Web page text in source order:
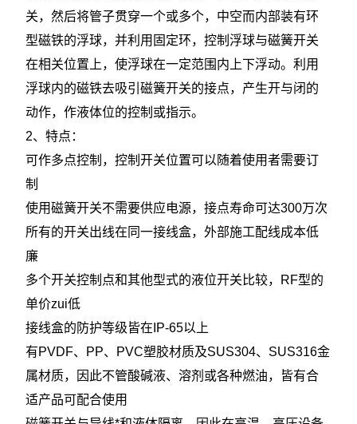
关，然后将管子贯穿一个或多个，中空而内部装有环
型磁铁的浮球，并利用固定环，控制浮球与磁簧开关
在相关位置上，使浮球在一定范围内上下浮动。利用
浮球内的磁铁去吸引磁簧开关的接点，产生开与闭的
动作，作液体位的控制或指示。
2、特点：
可作多点控制，控制开关位置可以随着使用者需要订
制
使用磁簧开关不需要供应电源，接点寿命可达300万次
所有的开关出线在同一接线盒，外部施工配线成本低
廉
多个开关控制点和其他型式的液位开关比较，RF型的
单价zui低
接线盒的防护等级皆在IP-65以上
有PVDF、PP、PVC塑胶材质及SUS304、SUS316金
属材质，因此不管酸碱液、溶剂或各种燃油，皆有合
适产品可配合使用